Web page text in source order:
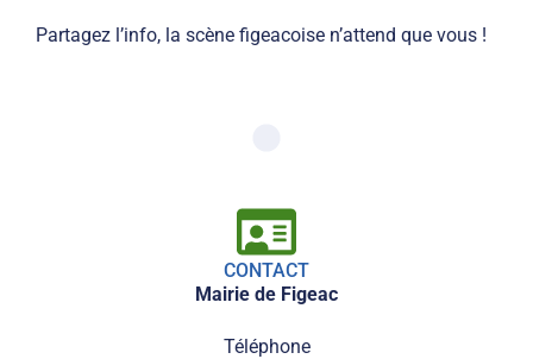
Partagez l’info, la scène figeacoise n’attend que vous !
CONTACT
Mairie de Figeac
Téléphone